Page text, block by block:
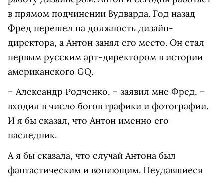
в прямом подчинении Вудварда. Год назад
Фред перешел на должность дизайн-
директора, а Антон занял его место. Он стал
первым русским арт-директором в истории
американского GQ.
– Александр Родченко, – заявил мне Фред, –
входил в число богов графики и фотографии.
И я бы сказал, что Антон именно его
наследник.
А я бы сказала, что случай Антона был
фантастическим и вопиющим. Неудавшиеся